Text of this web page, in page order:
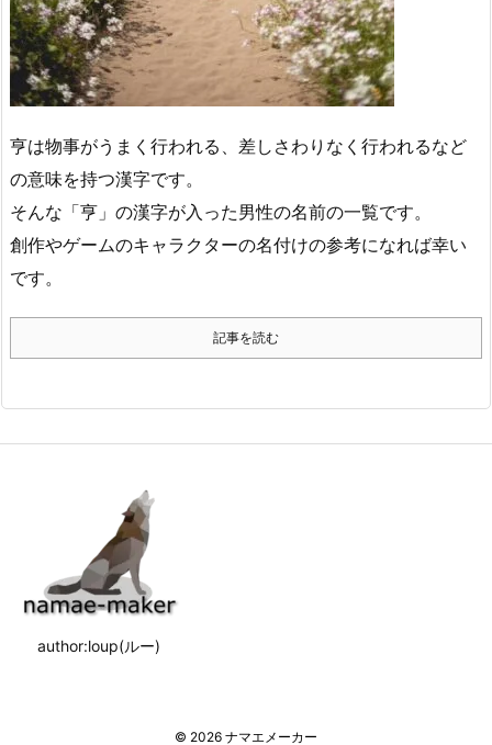
亨は物事がうまく行われる、差しさわりなく行われるなど
の意味を持つ漢字です。
そんな「亨」の漢字が入った男性の名前の一覧です。
創作やゲームのキャラクターの名付けの参考になれば幸い
です。
記事を読む
author:loup(ルー)
© 2026 ナマエメーカー